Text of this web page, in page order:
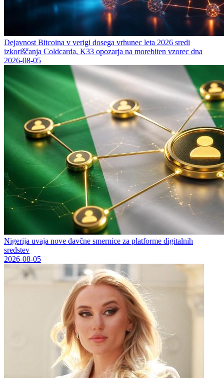
Dejavnost Bitcoina v verigi dosega vrhunec leta 2026 sredi
izkoriščanja Coldcarda, K33 opozarja na morebiten vzorec dna
2026-08-05
Nigerija uvaja nove davčne smernice za platforme digitalnih
sredstev
2026-08-05